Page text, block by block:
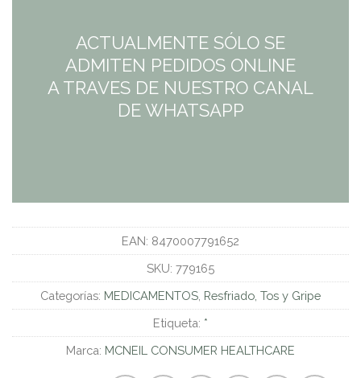
ACTUALMENTE SÓLO SE
ADMITEN PEDIDOS ONLINE
A TRAVES DE NUESTRO CANAL
DE WHATSAPP
EAN: 8470007791652
SKU: 779165
Categorías: MEDICAMENTOS Resfriado, Tos y Gripe
Etiqueta: *
Marca: MCNEIL CONSUMER HEALTHCARE